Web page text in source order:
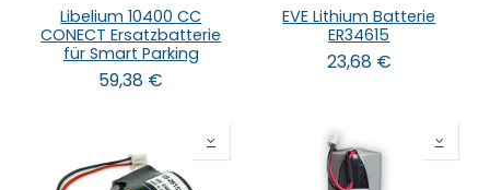
Libelium 10400 CC
CONECT Ersatzbatterie
für Smart Parking
59,38 €
EVE Lithium Batterie
ER34615
23,68€